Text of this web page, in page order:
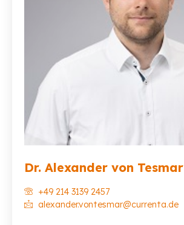
Dr. Alexander von Tesmar
+49 214 3139 2457
alexander.vontesmar@currenta.de